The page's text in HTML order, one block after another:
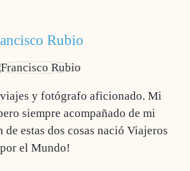
Rubio
y fotógrafo aficionado. Mi
siempre acompañado de mi
de estas dos cosas nació Viajeros
por el Mundo!